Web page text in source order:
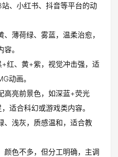
、小红书、抖音等平台的动
薄荷绿、雾蓝，温柔治愈，
。
红、黄+紫，视觉冲击强，适
动画。
高亮前景色，如深蓝+荧光
适合科幻或游戏类内容。
、浅灰，质感温和，适合教
颜色不多，但分工明确，主调